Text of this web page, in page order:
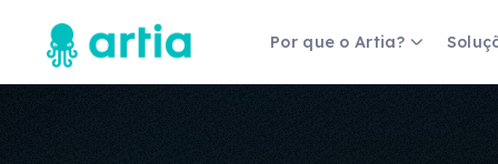
Por que o Artia?